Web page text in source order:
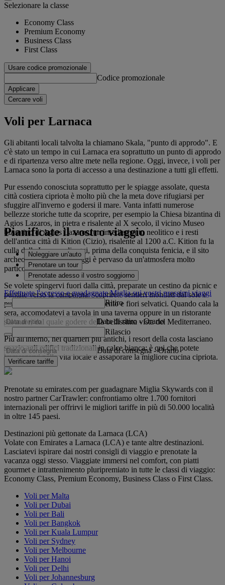
Selezionare la classe
Economy Class
Premium Economy
Business Class
First Class
Usare codice promozionale
Codice promozionale
Applicare
Cercare voli
Voli per Larnaca
Gli abitanti locali talvolta la chiamano Skala, "punto di approdo". E
c'è stato un tempo in cui Larnaca era soprattutto un punto di approdo
e di ripartenza verso altre mete nella regione. Oggi, invece, i voli per
Larnaca sono la porta di accesso a una destinazione a tutti gli effetti.
Pur essendo conosciuta soprattutto per le spiagge assolate, questa
città costiera cipriota è molto più che la meta dove rifugiarsi per
sfuggire all'inverno e godersi il mare. Vanta infatti numerose
bellezze storiche tutte da scoprire, per esempio la Chiesa bizantina di
Agios Lazaros, in pietra e risalente al X secolo, il vicino Museo
bizantino di Agios Lazaros, un insediamento neolitico e i resti
dell'antica città di Kition (Cizio), risalente al 1200 a.C. Kition fu la
culla della Larnaca di oggi, prima della conquista fenicia, e il sito
archeologico visitabile oggi è pervaso da un'atmosfera molto
particolare.
Se volete spingervi fuori dalla città, preparate un cestino da picnic e
puntate verso la campagna: scoprirete sentieri inondati dal sole e
punteggiati di limoni, mulini a vento e fiori selvatici. Quando cala la
sera, accomodatevi a tavola in una taverna oppure in un ristorante
sul mare, dal quale godere della bellissima vista del Mediterraneo.
Più all'interno, nei quartieri più antichi, i resort della costa lasciano
spazio agli edifici tradizionali in calce bianca: è qui che potete
immergervi nella vita locale e assaporare la migliore cucina cipriota.
Pianificate il vostro viaggio
Noleggiare un'auto
Prenotare un tour
Prenotate adesso il vostro soggiorno
Effettuate l'accesso e guadagnate Miglia sui vostri prossimi viaggi
Ritiro
Data di ritiro - Orario
Rilascio
Data di consegna - Orario
Verificare tariffe
Prenotate su emirates.com per guadagnare Miglia Skywards con il
nostro partner CarTrawler: confrontiamo oltre 1.700 fornitori
internazionali per offrirvi le migliori tariffe in più di 50.000 località
in oltre 145 paesi.
Destinazioni più gettonate da Larnaca (LCA)
Volate con Emirates a Larnaca (LCA) e tante altre destinazioni.
Lasciatevi ispirare dai nostri consigli di viaggio e prenotate la
vacanza oggi stesso. Viaggiate immersi nel comfort, con piatti
gourmet e intrattenimento pluripremiato in tutte le classi di viaggio:
Economy Class, Premium Economy, Business Class o First Class.
Voli per Malta
Voli per Dubai
Voli per Bali
Voli per Bangkok
Voli per Kuala Lumpur
Voli per Sydney
Voli per Melbourne
Voli per Hanoi
Voli per Delhi
Voli per Johannesburg